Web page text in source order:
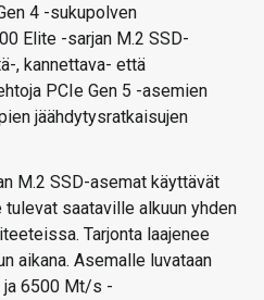
4 -sukupolven
Elite -sarjan M.2 SSD-
, kannettava- että
PCIe Gen 5 -asemien
jäähdytysratkaisujen
M.2 SSD-asemat käyttävät
tulevat saataville alkuun yhden
Tarjonta laajenee
aikana. Asemalle luvataan
6500 Mt/s -